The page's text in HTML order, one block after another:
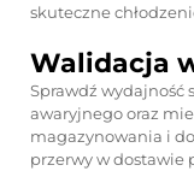
skuteczne
Walidacja
Sprawdź wydajność
awaryjnego oraz
magazynowania i
przerwy w dostawie